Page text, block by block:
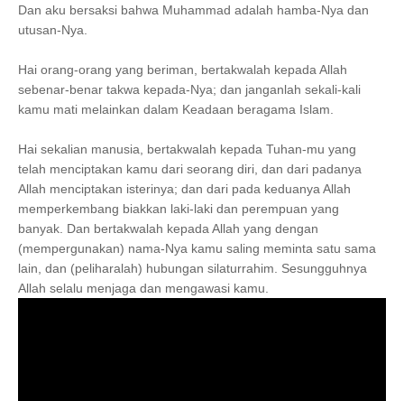
Dan aku bersaksi bahwa Muhammad adalah hamba-Nya dan
utusan-Nya.
Hai orang-orang yang beriman, bertakwalah kepada Allah
sebenar-benar takwa kepada-Nya; dan janganlah sekali-kali
kamu mati melainkan dalam Keadaan beragama Islam.
Hai sekalian manusia, bertakwalah kepada Tuhan-mu yang
telah menciptakan kamu dari seorang diri, dan dari padanya
Allah menciptakan isterinya; dan dari pada keduanya Allah
memperkembang biakkan laki-laki dan perempuan yang
banyak. Dan bertakwalah kepada Allah yang dengan
(mempergunakan) nama-Nya kamu saling meminta satu sama
lain, dan (peliharalah) hubungan silaturrahim. Sesungguhnya
Allah selalu menjaga dan mengawasi kamu.